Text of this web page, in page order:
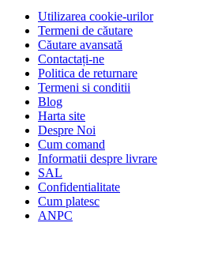
Utilizarea cookie-urilor
Termeni de căutare
Căutare avansată
Contactați-ne
Politica de returnare
Termeni si conditii
Blog
Harta site
Despre Noi
Cum comand
Informatii despre livrare
SAL
Confidentialitate
Cum platesc
ANPC